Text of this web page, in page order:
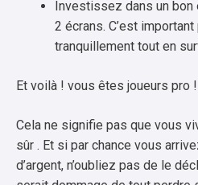
Investissez dans un bon
2 écrans. C’est
tranquillement tout en
Et voilà ! vous êtes joueurs pro !
Cela ne signifie pas que vous
sûr . Et si par chance vous
d’argent, n’oubliez pas de le